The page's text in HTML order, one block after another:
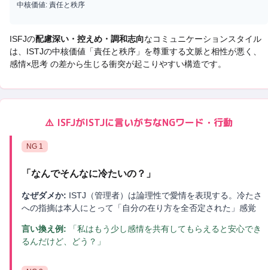
中核価値: 責任と秩序
ISFJの配慮深い・控えめ・調和志向なコミュニケーションスタイル
は、 ISTJの中核価値「責任と秩序 」を尊重する文脈と相性が悪く、
感情×思考 の差から生じる衝突が起こりやすい構造です。
⚠️ ISFJがISTJに言いがちなNGワード・行動
NG 1
「 なんでそんなに冷たいの？ 」
なぜダメか: ISTJ（管理者）は論理性で愛情を表現する。冷たさ
への指摘は本人にとって「自分の在り方を全否定された」感覚
言い換え例:
「私はもう少し感情を共有してもらえると安心でき
るんだけど、どう？」